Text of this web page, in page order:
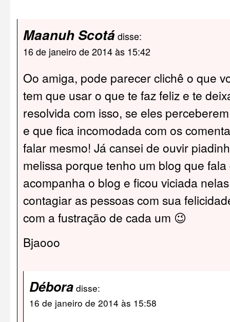
Maanuh Scotádisse:
16 de janeiro de 2014 às 15:42
Oo amiga, pode parecer clichê o que
tem que usar o que te faz feliz e te
resolvida com isso, se eles
e que fica incomodada com os
falar mesmo! Já cansei de ouvir
melissa porque tenho um blog que
acompanha o blog e ficou viciada
contagiar as pessoas com sua
com a fustração de cada um 😉
Bjaooo
Débora disse:
16 de janeiro de 2014 às 15:58